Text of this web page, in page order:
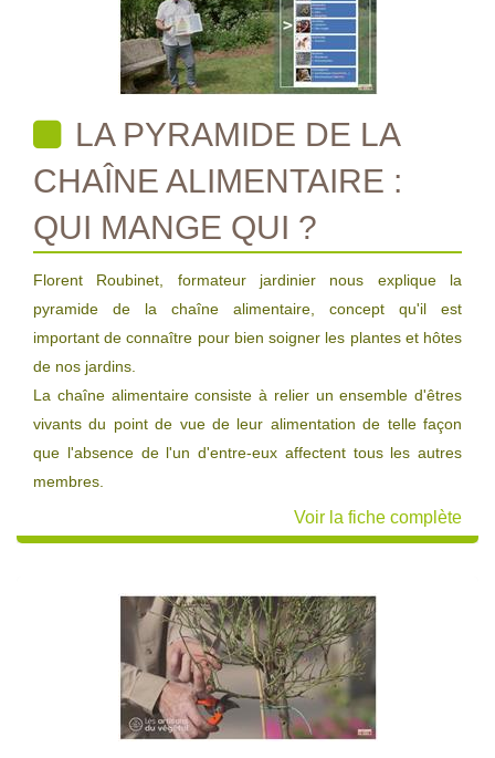
LA PYRAMIDE DE LA
CHAÎNE ALIMENTAIRE :
QUI MANGE QUI ?
Florent Roubinet, formateur jardinier nous explique la
pyramide de la chaîne alimentaire, concept qu'il est
important de connaître pour bien soigner les plantes et hôtes
de nos jardins.
La chaîne alimentaire consiste à relier un ensemble d'êtres
vivants du point de vue de leur alimentation de telle façon
que l'absence de l'un d'entre-eux affectent tous les autres
membres.
Voir la fiche complète